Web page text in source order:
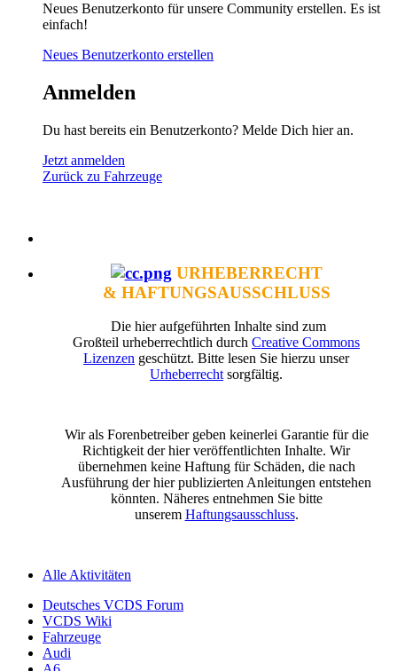
Neues Benutzerkonto für unsere Community erstellen. Es ist
einfach!
Neues Benutzerkonto erstellen
Anmelden
Du hast bereits ein Benutzerkonto? Melde Dich hier an.
Jetzt anmelden
Zurück zu Fahrzeuge
URHEBERRECHT
& HAFTUNGSAUSSCHLUSS
Die hier aufgeführten Inhalte sind zum
Großteil urheberrechtlich durch Creative Commons
Lizenzen geschützt. Bitte lesen Sie hierzu unser
Urheberrechtsorgfältig.
Wir als Forenbetreiber geben keinerlei Garantie für die
Richtigkeit der hier veröffentlichten Inhalte. Wir
übernehmen keine Haftung für Schäden, die nach
Ausführung der hier publizierten Anleitungen entstehen
könnten. Näheres entnehmen Sie bitte
unserem Haftungsausschluss.
Alle Aktivitäten
Deutsches VCDS Forum
VCDS Wiki
Fahrzeuge
Audi